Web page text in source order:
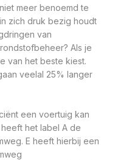
meer benoemd te
zich druk bezig houdt
van
Als je
van het beste kiest.
veelal 25% langer
een voertuig kan
het label A de
E heeft hierbij een